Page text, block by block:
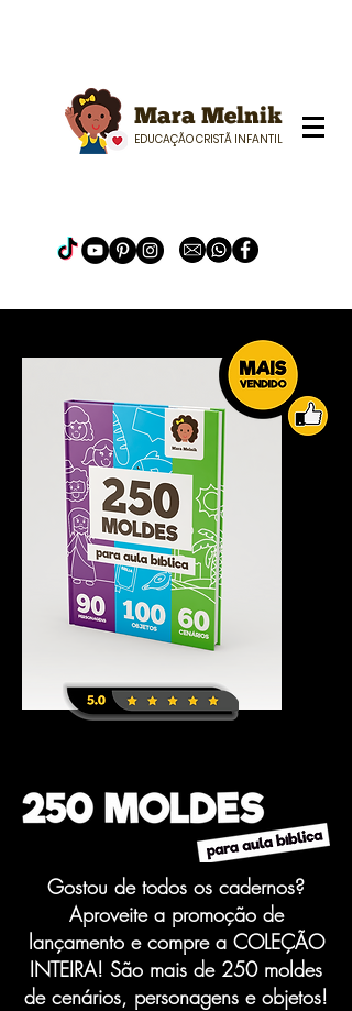
Mara Melnik
EDUCAÇÃO CRISTÃ INFANTIL
Gostou de todos os cadernos?
Aproveite a promoção de
lançamento e compre a COLEÇÃO
INTEIRA! São mais de 250 moldes
de cenários, personagens e objetos!